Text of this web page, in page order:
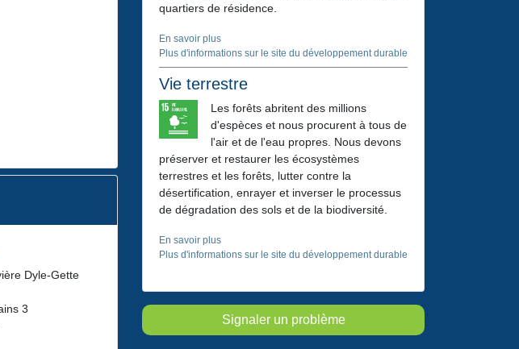
Dyle-Gette
3
quartiers de résidence.
En savoir plus
Plus d'informations sur le site du développement durable
Vie terrestre
Les forêts abritent des millions
d'espèces et nous procurent à tous de
l'air et de l'eau propres. Nous devons
préserver et restaurer les écosystèmes
terrestres et les forêts , lutter contre la
désertification , enrayer et inverser le processus
de dégradation des sols et de la biodiversité
En savoir plus
Plus d'informations sur le site du développement durable
Signaler un problème